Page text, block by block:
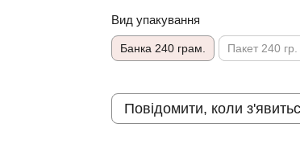
Вид упакування
Банка 240 грам. Пакет 240 гр.
Повідомити, коли